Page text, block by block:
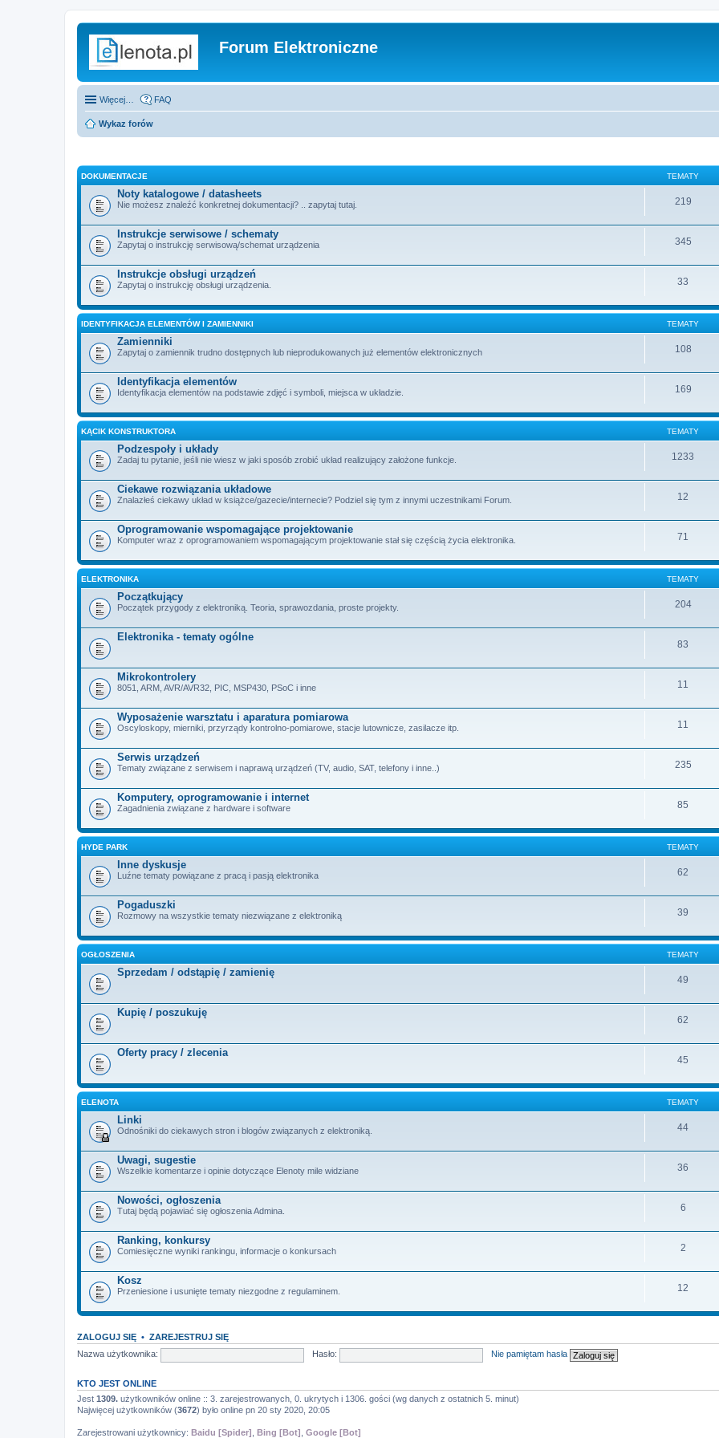
Forum Elektroniczne
Więcej… FAQ
Wykaz forów
DOKUMENTACJE TEMATY
Noty katalogowe / datasheets
Nie możesz znaleźć konkretnej dokumentacji? .. zapytaj tutaj. 219
Instrukcje serwisowe / schematy
Zapytaj o instrukcję serwisową/schemat urządzenia 345
Instrukcje obsługi urządzeń
Zapytaj o instrukcję obsługi urządzenia. 33
IDENTYFIKACJA ELEMENTÓW I ZAMIENNIKI TEMATY
Zamienniki
Zapytaj o zamiennik trudno dostępnych lub nieprodukowanych już elementów elektronicznych 108
Identyfikacja elementów
Identyfikacja elementów na podstawie zdjęć i symboli, miejsca w układzie. 169
KĄCIK KONSTRUKTORA TEMATY
Podzespoły i układy
Zadaj tu pytanie, jeśli nie wiesz w jaki sposób zrobić układ realizujący założone funkcje. 1233
Ciekawe rozwiązania układowe
Znalazłeś ciekawy układ w książce/gazecie/internecie? Podziel się tym z innymi uczestnikami Forum. 12
Oprogramowanie wspomagające projektowanie
Komputer wraz z oprogramowaniem wspomagającym projektowanie stał się częścią życia elektronika. 71
ELEKTRONIKA TEMATY
Początkujący
Początek przygody z elektroniką. Teoria, sprawozdania, proste projekty. 204
Elektronika - tematy ogólne
83
Mikrokontrolery
8051, ARM, AVR/AVR32, PIC, MSP430, PSoC i inne 11
Wyposażenie warsztatu i aparatura pomiarowa
Oscyloskopy, mierniki, przyrządy kontrolno-pomiarowe, stacje lutownicze, zasilacze itp. 11
Serwis urządzeń
Tematy związane z serwisem i naprawą urządzeń (TV, audio, SAT, telefony i inne..) 235
Komputery, oprogramowanie i internet
Zagadnienia związane z hardware i software 85
HYDE PARK TEMATY
Inne dyskusje
Luźne tematy powiązane z pracą i pasją elektronika 62
Pogaduszki
Rozmowy na wszystkie tematy niezwiązane z elektroniką 39
OGŁOSZENIA TEMATY
Sprzedam / odstąpię / zamienię
49
Kupię / poszukuję
62
Oferty pracy / zlecenia
45
ELENOTA TEMATY
Linki
Odnośniki do ciekawych stron i blogów związanych z elektroniką. 44
Uwagi, sugestie
Wszelkie komentarze i opinie dotyczące Elenoty mile widziane 36
Nowości, ogłoszenia
Tutaj będą pojawiać się ogłoszenia Admina. 6
Ranking, konkursy
Comiesięczne wyniki rankingu, informacje o konkursach 2
Kosz
Przeniesione i usunięte tematy niezgodne z regulaminem. 12
ZALOGUJ SIĘ • ZAREJESTRUJ SIĘ
Nazwa użytkownika:
Hasło: Nie pamiętam hasła
KTO JEST ONLINE
Jest 1309. użytkowników online :: 3. zarejestrowanych, 0. ukrytych i 1306. gości (wg danych z ostatnich 5. minut)
Najwięcej użytkowników (3672) było online pn 20 sty 2020, 20:05
Zarejestrowani użytkownicy: Baidu [Spider] Bing [Bot] Google [Bot]